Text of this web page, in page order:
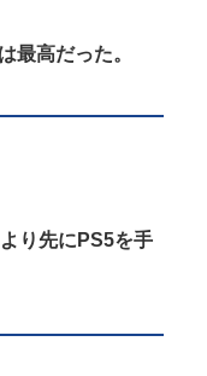
最高だった。
り先にPS5を手